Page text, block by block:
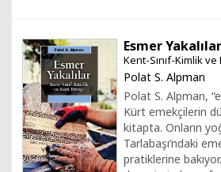
Esmer Yakalılar
Kent-Sınıf-Kimlik ve
Polat S. Alpman
Polat S. Alpman,
Kürt emekçilerin
kitapta. Onların
Tarlabaşı’ndaki
pratiklerine